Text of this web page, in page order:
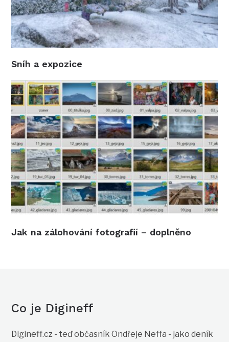
Sníh a expozice
Jak na zálohování fotografií – doplněno
Co je Digineff
Digineff.cz - teď občasník Ondřeje Neffa - jako deník